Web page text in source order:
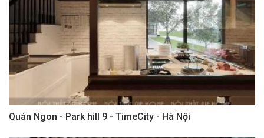
Quán Ngon - Park hill 9 - TimeCity - Hà Nội